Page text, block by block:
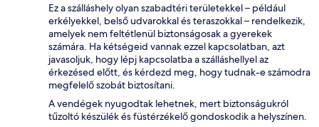
Ez a szálláshely olyan szabadtéri területekkel – például
erkélyekkel, belső udvarokkal és teraszokkal – rendelkezik,
amelyek nem feltétlenül biztonságosak a gyerekek
számára. Ha kétségeid vannak ezzel kapcsolatban, azt
javasoljuk, hogy lépj kapcsolatba a szálláshellyel az
érkezésed előtt, és kérdezd meg, hogy tudnak-e számodra
megfelelő szobát biztosítani.
A vendégek nyugodtak lehetnek, mert biztonságukról
tűzoltó készülék és füstérzékelő gondoskodik a helyszínen.